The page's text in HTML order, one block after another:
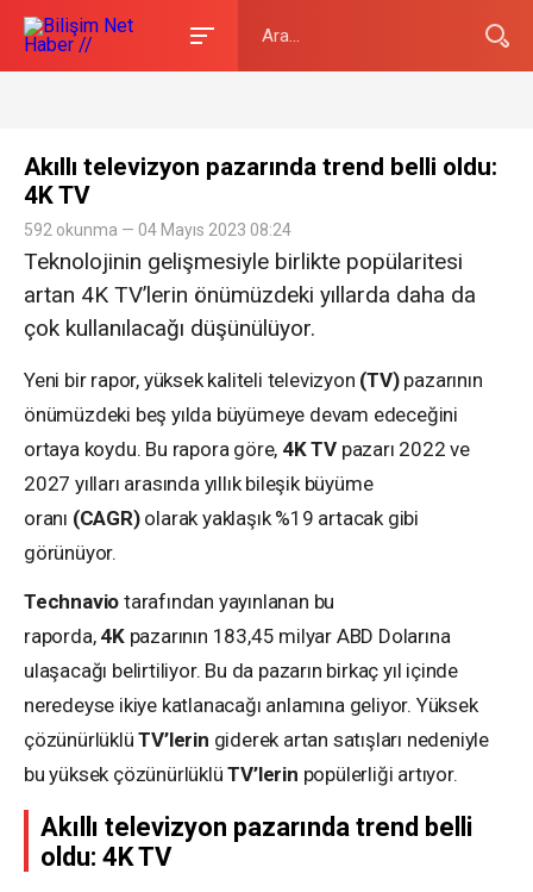
Akıllı televizyon pazarında trend belli oldu:
4K TV
592 okunma — 04 Mayıs 2023 08:24
Teknolojinin gelişmesiyle birlikte popülaritesi
artan 4K TV’lerin önümüzdeki yıllarda daha da
çok kullanılacağı düşünülüyor.
Yeni bir rapor, yüksek kaliteli televizyon (TV)pazarının
önümüzdeki beş yılda büyümeye devam edeceğini
ortaya koydu. Bu rapora göre, 4K TV pazarı 2022 ve
2027 yılları arasında yıllık bileşik büyüme
oranı (CAGR)olarak yaklaşık %19 artacak gibi
görünüyor.
Technavio tarafından yayınlanan bu
raporda, 4Kpazarının 183,45 milyar ABD Dolarına
ulaşacağı belirtiliyor. Bu da pazarın birkaç yıl içinde
neredeyse ikiye katlanacağı anlamına geliyor. Yüksek
çözünürlüklüTV’lerin giderek artan satışları nedeniyle
bu yüksek çözünürlüklüTV’lerin popülerliği artıyor.
Akıllı televizyon pazarında trend belli
oldu: 4K TV